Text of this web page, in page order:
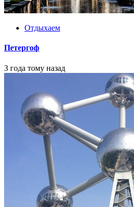
Отдыхаем
Петергоф
3 года тому назад